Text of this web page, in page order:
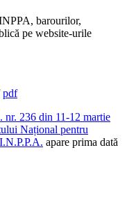
barourilor,
pe website-urile
pdf
236 din 11-12 martie
Național pentru
apare prima dată